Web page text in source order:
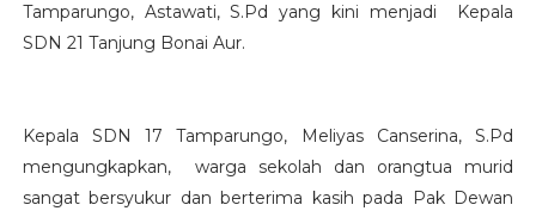
Tamparungo, Astawati, S.Pd yang kini menjadi Kepala
SDN 21 Tanjung Bonai Aur.
Kepala SDN 17 Tamparungo, Meliyas Canserina, S.Pd
mengungkapkan, warga sekolah dan orangtua murid
sangat bersyukur dan berterima kasih pada Pak Dewan